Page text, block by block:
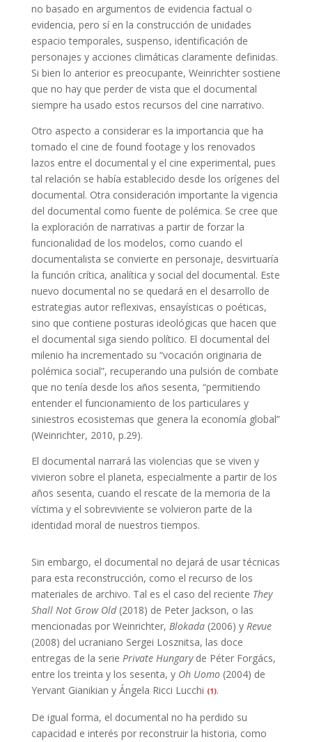
no basado en argumentos de evidencia factual o
evidencia, pero sí en la construcción de unidades
espacio temporales, suspenso, identificación de
personajes y acciones climáticas claramente definidas.
Si bien lo anterior es preocupante, Weinrichter sostiene
que no hay que perder de vista que el documental
siempre ha usado estos recursos del cine narrativo.
Otro aspecto a considerar es la importancia que ha
tomado el cine de found footage y los renovados
lazos entre el documental y el cine experimental, pues
tal relación se había establecido desde los orígenes del
documental. Otra consideración importante la vigencia
del documental como fuente de polémica. Se cree que
la exploración de narrativas a partir de forzar la
funcionalidad de los modelos, como cuando el
documentalista se convierte en personaje, desvirtuaría
la función crítica, analítica y social del documental. Este
nuevo documental no se quedará en el desarrollo de
estrategias autor reflexivas, ensayísticas o poéticas,
sino que contiene posturas ideológicas que hacen que
el documental siga siendo político. El documental del
milenio ha incrementado su “vocación originaria de
polémica social”, recuperando una pulsión de combate
que no tenía desde los años sesenta, “permitiendo
entender el funcionamiento de los particulares y
siniestros ecosistemas que genera la economía global”
(Weinrichter, 2010, p.29).
El documental narrará las violencias que se viven y
vivieron sobre el planeta, especialmente a partir de los
años sesenta, cuando el rescate de la memoria de la
víctima y el sobreviviente se volvieron parte de la
identidad moral de nuestros tiempos.
Sin embargo, el documental no dejará de usar técnicas
para esta reconstrucción, como el recurso de los
materiales de archivo. Tal es el caso del reciente They
Shall Not Grow Old(2018) de Peter Jackson, o las
mencionadas por Weinrichter, Blokada(2006) y Revue
(2008) del ucraniano Sergei Losznitsa, las doce
entregas de la serie Private Hungaryde Péter Forgács,
entre los treinta y los sesenta, y Oh Uomo(2004) de
Yervant Gianikian y Ángela Ricci Lucchi (1).
De igual forma, el documental no ha perdido su
capacidad e interés por reconstruir la historia, como